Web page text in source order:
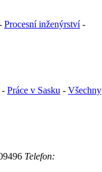
Procesní inženýrství-
- Práce v Sasku - Všechny
Telefon: